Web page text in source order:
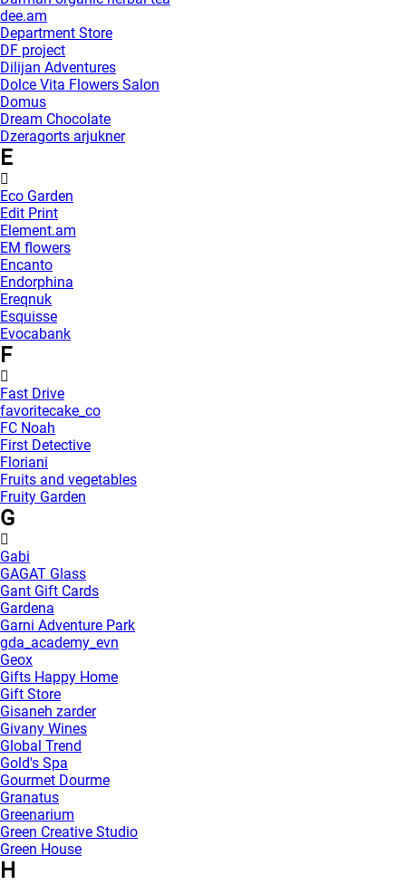
dee.am
Department Store
DF project
Dilijan Adventures
Dolce Vita Flowers Salon
Domus
Dream Chocolate
Dzeragorts arjukner
E
Eco Garden
Edit Print
Element.am
EM flowers
Encanto
Endorphina
Ereqnuk
Esquisse
Evocabank
F
Fast Drive
favoritecake_co
FC Noah
First Detective
Floriani
Fruits and vegetables
Fruity Garden
G
Gabi
GAGAT Glass
Gant Gift Cards
Gardena
Garni Adventure Park
gda_academy_evn
Geox
Gifts Happy Home
Gift Store
Gisaneh zarder
Givany Wines
Global Trend
Gold's Spa
Gourmet Dourme
Granatus
Greenarium
Green Creative Studio
Green House
H